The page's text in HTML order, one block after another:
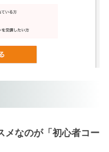
メなのが「初心者コー